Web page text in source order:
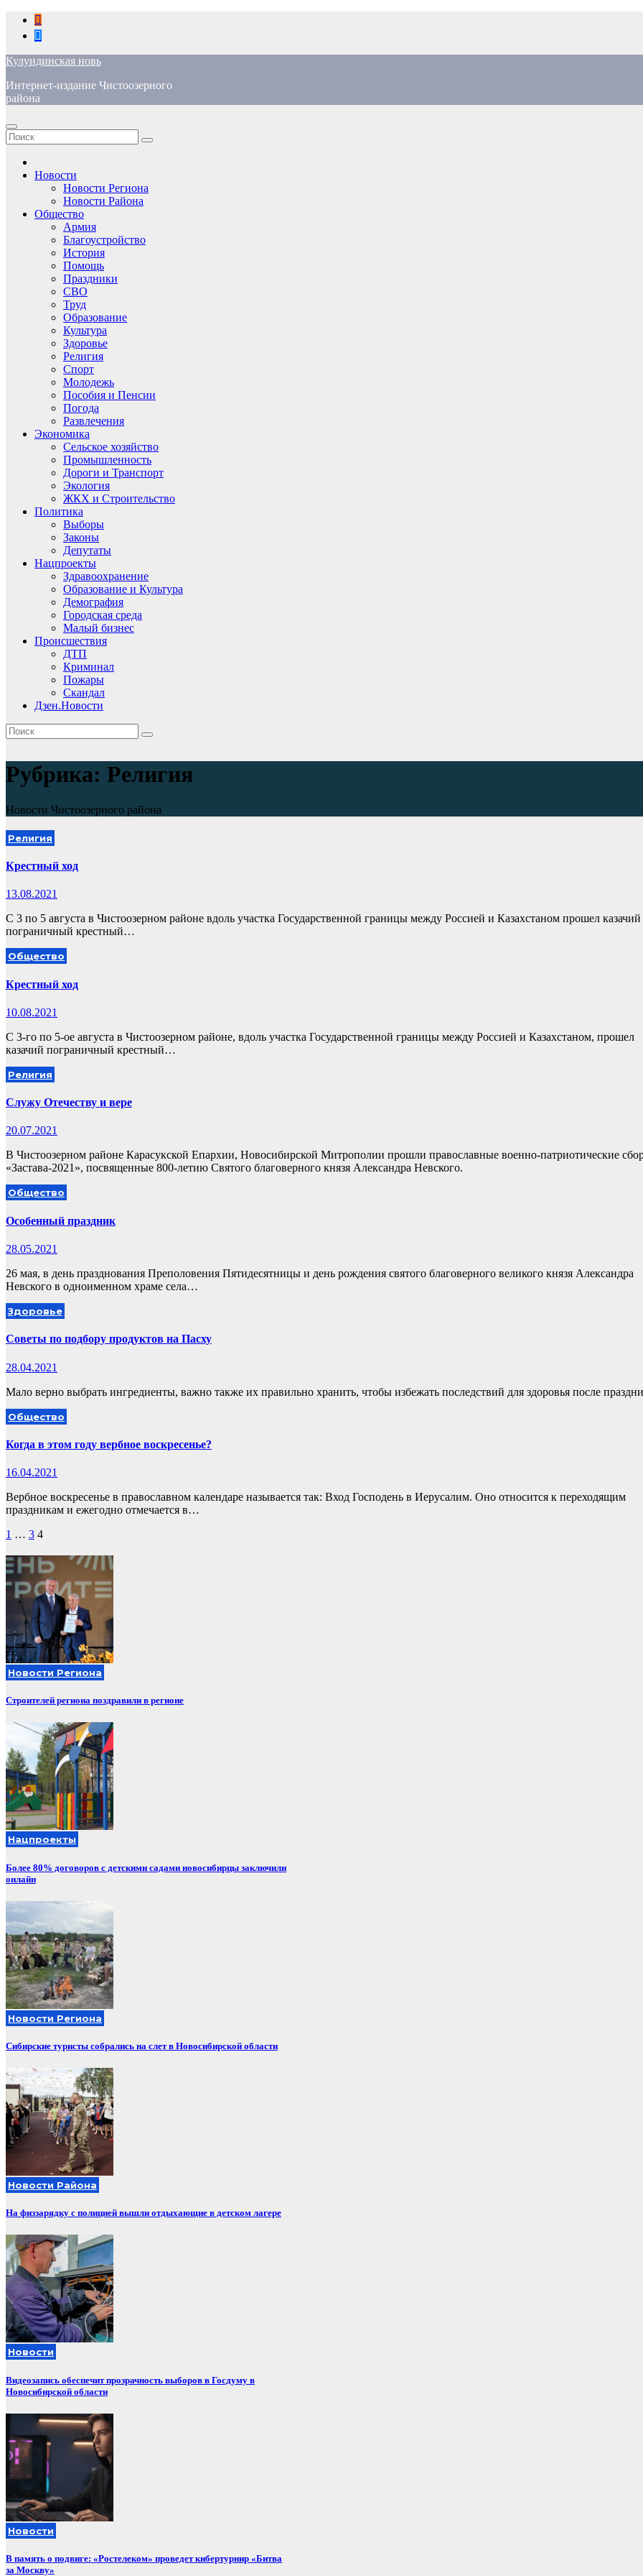
Перейти
содержимому
Кулундинская новь
Интернет-издание Чистоозерного
района
Новости
Новости Региона
Новости Района
Общество
Армия
Благоустройство
История
Помощь
Праздники
СВО
Труд
Образование
Культура
Здоровье
Религия
Спорт
Молодежь
Пособия и Пенсии
Погода
Развлечения
Экономика
Сельское хозяйство
Промышленность
Дороги и Транспорт
Экология
ЖКХ и Строительство
Политика
Выборы
Законы
Депутаты
Нацпроекты
Здравоохранение
Образование и Культура
Демография
Городская среда
Малый бизнес
Происшествия
ДТП
Криминал
Пожары
Скандал
Дзен.Новости
Рубрика: Религия
Новости Чистоозерного района
Религия
Крестный ход
13.08.2021
С 3 по 5 августа в Чистоозерном районе вдоль участка Государственной границы между Россией и Казахстаном прошел казачий
пограничный крестный…
Общество
Крестный ход
10.08.2021
С 3-го по 5-ое августа в Чистоозерном районе, вдоль участка Государственной границы между Россией и Казахстаном, прошел
казачий пограничный крестный…
Религия
Служу Отечеству и вере
20.07.2021
В Чистоозерном районе Карасукской Епархии, Новосибирской Митрополии прошли православные военно-патриотические
«Застава-2021», посвященные 800-летию Святого благоверного князя Александра Невского.
Общество
Особенный праздник
28.05.2021
26 мая, в день празднования Преполовения Пятидесятницы и день рождения святого благоверного великого князя Александра
Невского в одноименном храме села…
Здоровье
Советы по подбору продуктов на Пасху
28.04.2021
Мало верно выбрать ингредиенты, важно также их правильно хранить, чтобы избежать последствий для здоровья после
Общество
Когда в этом году вербное воскресенье?
16.04.2021
Вербное воскресенье в православном календаре называется так: Вход Господень в Иерусалим. Оно относится к переходящим
праздникам и ежегодно отмечается в…
Пагинация
записей
1 … 3 4
Новости Региона
Строителей региона поздравили в регионе
Нацпроекты
Более 80% договоров с детскими садами новосибирцы заключили
онлайн
Новости Региона
Сибирские туристы собрались на слет в Новосибирской области
Новости Района
На физзарядку с полицией вышли отдыхающие в детском лагере
Новости
Видеозапись обеспечит прозрачность выборов в Госдуму в
Новосибирской области
Новости
В память о подвиге: «Ростелеком» проведет кибертурнир «Битва
за Москву»